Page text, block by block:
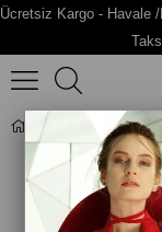
Ücretsiz Kargo - Havale
Kenar Taşlı